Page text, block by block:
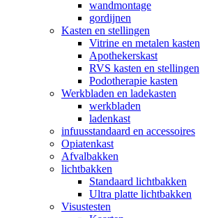
wandmontage
gordijnen
Kasten en stellingen
Vitrine en metalen kasten
Apothekerskast
RVS kasten en stellingen
Podotherapie kasten
Werkbladen en ladekasten
werkbladen
ladenkast
infuusstandaard en accessoires
Opiatenkast
Afvalbakken
lichtbakken
Standaard lichtbakken
Ultra platte lichtbakken
Visustesten